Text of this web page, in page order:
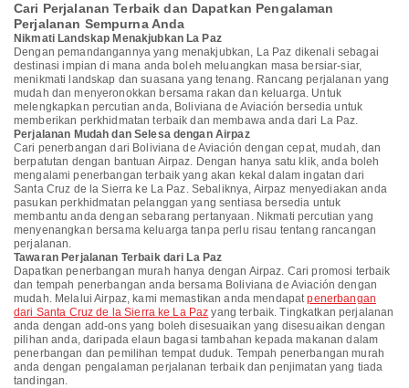
Cari Perjalanan Terbaik dan Dapatkan Pengalaman
Perjalanan Sempurna Anda
Nikmati Landskap Menakjubkan La Paz
Dengan pemandangannya yang menakjubkan, La Paz dikenali sebagai
destinasi impian di mana anda boleh meluangkan masa bersiar-siar,
menikmati landskap dan suasana yang tenang. Rancang perjalanan yang
mudah dan menyeronokkan bersama rakan dan keluarga. Untuk
melengkapkan percutian anda, Boliviana de Aviación bersedia untuk
memberikan perkhidmatan terbaik dan membawa anda dari La Paz.
Perjalanan Mudah dan Selesa dengan Airpaz
Cari penerbangan dari Boliviana de Aviación dengan cepat, mudah, dan
berpatutan dengan bantuan Airpaz. Dengan hanya satu klik, anda boleh
mengalami penerbangan terbaik yang akan kekal dalam ingatan dari
Santa Cruz de la Sierra ke La Paz. Sebaliknya, Airpaz menyediakan anda
pasukan perkhidmatan pelanggan yang sentiasa bersedia untuk
membantu anda dengan sebarang pertanyaan. Nikmati percutian yang
menyenangkan bersama keluarga tanpa perlu risau tentang rancangan
perjalanan.
Tawaran Perjalanan Terbaik dari La Paz
Dapatkan penerbangan murah hanya dengan Airpaz. Cari promosi terbaik
dan tempah penerbangan anda bersama Boliviana de Aviación dengan
mudah. Melalui Airpaz, kami memastikan anda mendapatpenerbangan
dari Santa Cruz de la Sierra ke La Paz yang terbaik. Tingkatkan perjalanan
anda dengan add-ons yang boleh disesuaikan yang disesuaikan dengan
pilihan anda, daripada elaun bagasi tambahan kepada makanan dalam
penerbangan dan pemilihan tempat duduk. Tempah penerbangan murah
anda dengan pengalaman perjalanan terbaik dan penjimatan yang tiada
tandingan.